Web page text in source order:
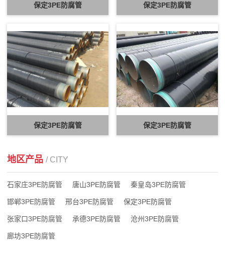
保定3PE防腐管 保定3PE防腐管
保定3PE防腐管 保定3PE防腐管
地区产品 / CITY
石家庄3PE防腐管 唐山3PE防腐管 秦皇岛3PE防腐管
邯郸3PE防腐管 邢台3PE防腐管 保定3PE防腐管
张家口3PE防腐管 承德3PE防腐管 沧州3PE防腐管
廊坊3PE防腐管